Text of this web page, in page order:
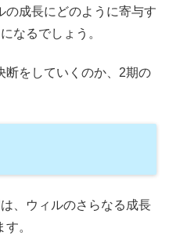
の成長にどのように寄与す
なるでしょう。
断をしていくのか、2期の
、ウィルのさらなる成長
。